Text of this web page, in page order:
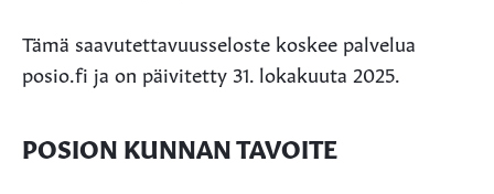
Tämä saavutettavuusseloste koskee palvelua
posio.fi ja on päivitetty 31. lokakuuta 2025.
POSION KUNNAN TAVOITE